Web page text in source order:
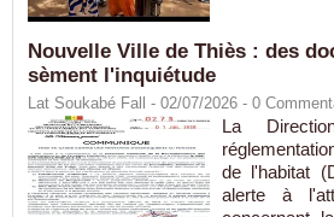
Nouvelle Ville de Thiès : des
sèment l'inquiétude
Lat Soukabé Fall - 02/07/2026 - 0
La
de l'habitat
alerte à